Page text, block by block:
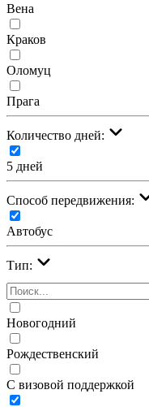
Вена
Краков
Оломуц
Прага
Количество дней:
5 дней
Cпособ передвижения:
Автобус
Тип:
Новогодний
Рождественский
С визовой поддержкой